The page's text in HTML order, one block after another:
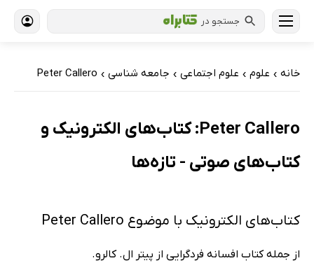
جستجو در
خانه › علوم › علوم اجتماعی › جامعه شناسی ›
Peter Callero
Peter Callero: کتاب‌های الکترونیک و
کتاب‌های صوتی - تازه‌ها
کتاب‌های الکترونیک با موضوع Peter Callero
از جمله کتاب افسانه فردگرایی از پیتر ال. کالرو.